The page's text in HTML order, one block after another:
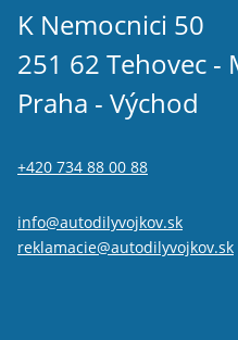
K Nemocnici 50
251 62 Tehovec -
Praha - Východ
+420 734 88 00 88
info@autodilyvojkov.sk
reklamacie@autodilyvojkov.sk